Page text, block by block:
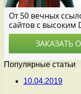
Популярные статьи
10.04.2019